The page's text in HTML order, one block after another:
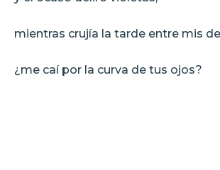
mientras crujía la tarde entre mis
¿me caí por la curva de tus ojos?